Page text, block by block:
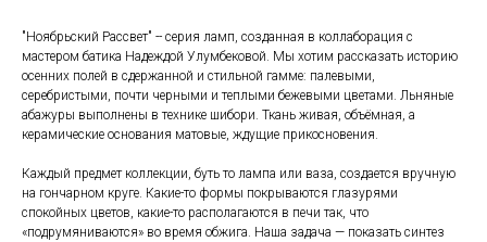
"Ноябрьский Рассвет" -- серия ламп, созданная в коллаборация с
мастером батика Надеждой Улумбековой. Мы хотим рассказать историю
осенних полей в сдержанной и стильной гамме: палевыми,
серебристыми, почти черными и теплыми бежевыми цветами. Льняные
абажуры выполнены в технике шибори. Ткань живая, объёмная, а
керамические основания матовые, ждущие прикосновения.
Каждый предмет коллекции, буть то лампа или ваза, создается вручную
на гончарном круге. Какие-то формы покрываются глазурями
спокойных цветов, какие-то располагаются в печи так, что
«подрумяниваются» во время обжига. Наша задача — показать синтез